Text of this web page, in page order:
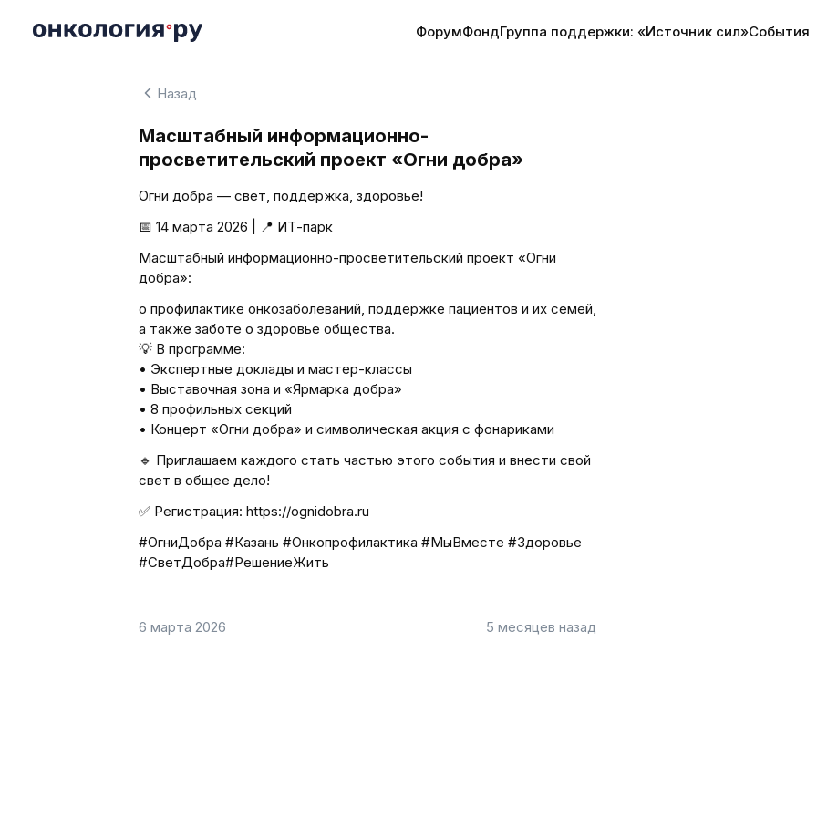
ФорумФондГруппа поддержки: «Источник сил»События
Назад
Масштабный информационно-
просветительский проект «Огни добра»
Огни добра — свет, поддержка, здоровье!
📅 14 марта 2026 | 📍 ИТ-парк
Масштабный информационно-просветительский проект «Огни
добра»:
о профилактике онкозаболеваний, поддержке пациентов и их семей,
а также заботе о здоровье общества.
💡 В программе:
• Экспертные доклады и мастер-классы
• Выставочная зона и «Ярмарка добра»
• 8 профильных секций
• Концерт «Огни добра» и символическая акция с фонариками
🔹 Приглашаем каждого стать частью этого события и внести свой
свет в общее дело!
✅ Регистрация: https://ognidobra.ru
#ОгниДобра #Казань #Онкопрофилактика #МыВместе #Здоровье
#СветДобра#РешениеЖить
6 марта 2026 5 месяцев назад